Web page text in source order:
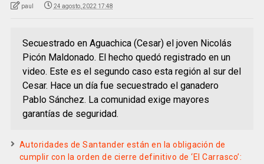
paul 24 agosto, 2022 17:48
Secuestrado en Aguachica (Cesar) el joven Nicolás
Picón Maldonado. El hecho quedó registrado en un
video. Este es el segundo caso esta región al sur del
Cesar. Hace un día fue secuestrado el ganadero
Pablo Sánchez. La comunidad exige mayores
garantías de seguridad.
Autoridades de Santander están en la obligación de
cumplir con la orden de cierre definitivo de ‘El Carrasco’: